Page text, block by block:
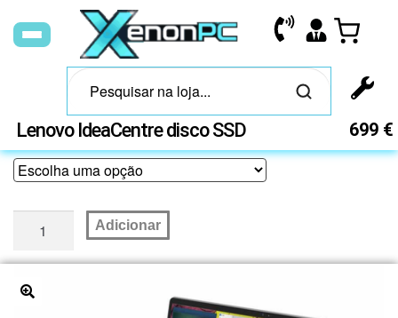
Lenovo IdeaCentre disco SSD 699 €
Adicionar